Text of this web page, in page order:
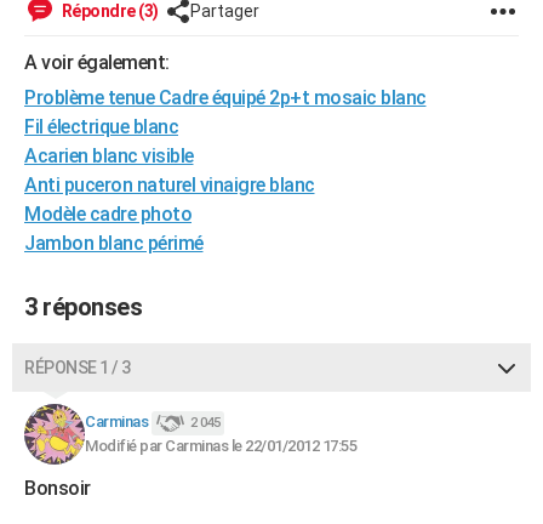
CARTE DE VOEUX
Carte de Noël
Carte Bonne année
Carte Saint-Valentin
Carte Pâques
Carte d'anniversaire
DICTIONNAIRE
Dictionnaire
Biographies
Citations
Expressions
Proverbes
PROGRAMME TV
COPAINS D'AVANT
S'inscrire
Se connecter
Lycées
Collèges
Primaires
Universités
Entreprises
Service militaire
Avis de recherche
AVIS DE DÉCÈS
Bricolage
Lifestyle
Culture
Sport
Auto
Television
Voyage
Cinema
Répondre (3) Partager
A voir également:
Problème tenue Cadre équipé 2p+t mosaic blanc
Fil électrique blanc
Acarien blanc visible
Anti puceron naturel vinaigre blanc
Modèle cadre photo
Jambon blanc périmé
3 réponses
RÉPONSE 1 / 3
Carminas 2 045
Modifié par Carminas le 22/01/2012 17:55
Bonsoir